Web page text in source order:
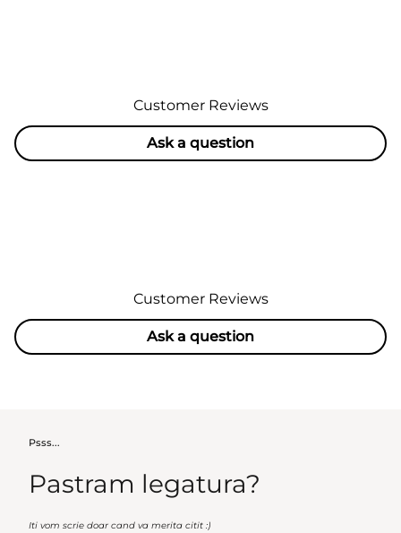
Customer Reviews
Ask a question
Customer Reviews
Ask a question
Psss...
Pastram legatura?
Iti vom scrie doar cand va merita citit :)